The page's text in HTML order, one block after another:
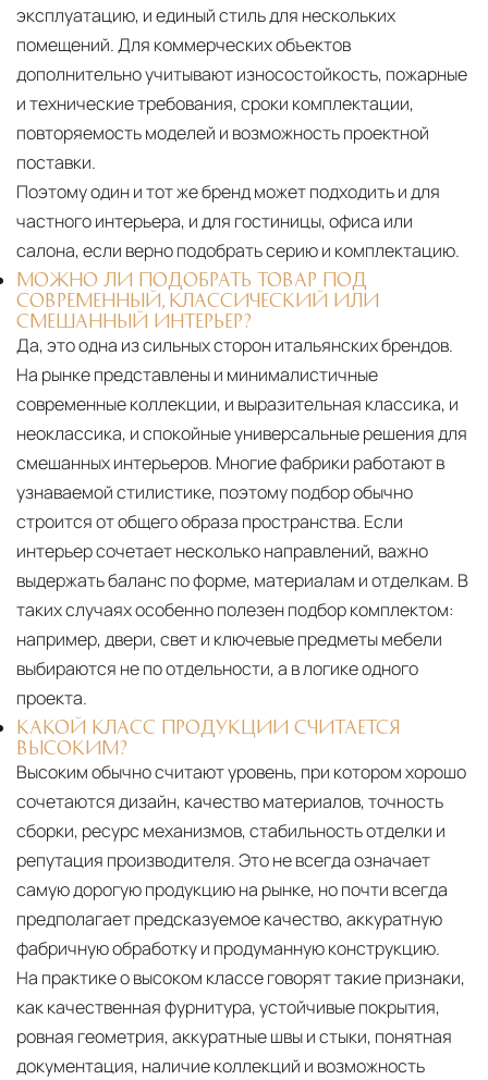
эксплуатацию, и единый стиль для нескольких
помещений. Для коммерческих объектов
дополнительно учитывают износостойкость, пожарные
и технические требования, сроки комплектации,
повторяемость моделей и возможность проектной
поставки.
Поэтому один и тот же бренд может подходить и для
частного интерьера, и для гостиницы, офиса или
салона, если верно подобрать серию и комплектацию.
МОЖНО ЛИ ПОДОБРАТЬ ТОВАР ПОД
СОВРЕМЕННЫЙ, КЛАССИЧЕСКИЙ ИЛИ
СМЕШАННЫЙ ИНТЕРЬЕР?
Да, это одна из сильных сторон итальянских брендов.
На рынке представлены и минималистичные
современные коллекции, и выразительная классика, и
неоклассика, и спокойные универсальные решения для
смешанных интерьеров. Многие фабрики работают в
узнаваемой стилистике, поэтому подбор обычно
строится от общего образа пространства. Если
интерьер сочетает несколько направлений, важно
выдержать баланс по форме, материалам и отделкам. В
таких случаях особенно полезен подбор комплектом:
например, двери, свет и ключевые предметы мебели
выбираются не по отдельности, а в логике одного
проекта.
КАКОЙ КЛАСС ПРОДУКЦИИ СЧИТАЕТСЯ
ВЫСОКИМ?
Высоким обычно считают уровень, при котором хорошо
сочетаются дизайн, качество материалов, точность
сборки, ресурс механизмов, стабильность отделки и
репутация производителя. Это не всегда означает
самую дорогую продукцию на рынке, но почти всегда
предполагает предсказуемое качество, аккуратную
фабричную обработку и продуманную конструкцию.
На практике о высоком классе говорят такие признаки,
как качественная фурнитура, устойчивые покрытия,
ровная геометрия, аккуратные швы и стыки, понятная
документация, наличие коллекций и возможность